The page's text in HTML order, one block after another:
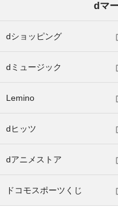
dマ
dショッピング
dミュージック
Lemino
dヒッツ
dアニメストア
ドコモスポーツくじ